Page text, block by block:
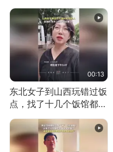
长大：挖了140多朵
00:13
东北女子到山西玩错过饭
点，找了十几个饭馆都没
开门：午休到几点